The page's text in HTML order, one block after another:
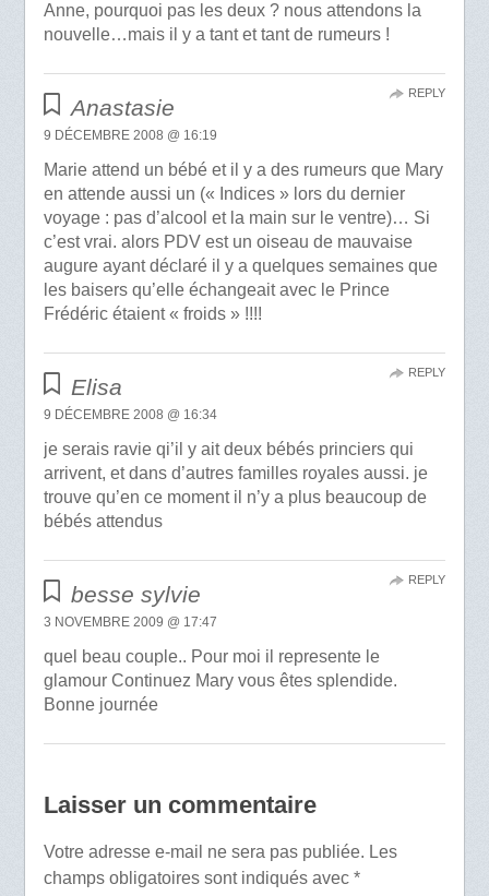
Anne, pourquoi pas les deux ? nous attendons la
nouvelle…mais il y a tant et tant de rumeurs !
Anastasie
9 DÉCEMBRE 2008 @ 16:19
Marie attend un bébé et il y a des rumeurs que Mary
en attende aussi un (« Indices » lors du dernier
voyage : pas d’alcool et la main sur le ventre)… Si
c’est vrai. alors PDV est un oiseau de mauvaise
augure ayant déclaré il y a quelques semaines que
les baisers qu’elle échangeait avec le Prince
Frédéric étaient « froids » !!!!
REPLY
Elisa
9 DÉCEMBRE 2008 @ 16:34
je serais ravie qi’il y ait deux bébés princiers qui
arrivent, et dans d’autres familles royales aussi. je
trouve qu’en ce moment il n’y a plus beaucoup de
bébés attendus
REPLY
besse sylvie
3 NOVEMBRE 2009 @ 17:47
quel beau couple.. Pour moi il represente le
glamour Continuez Mary vous êtes splendide.
Bonne journée
REPLY
Laisser un commentaire
Votre adresse e-mail ne sera pas publiée. Les
champs obligatoires sont indiqués avec *